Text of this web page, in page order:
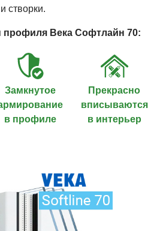
створки.
Века Софтлайн 70:
Замкнутое
в профиле
Прекрасно
вписываются
в интерьер